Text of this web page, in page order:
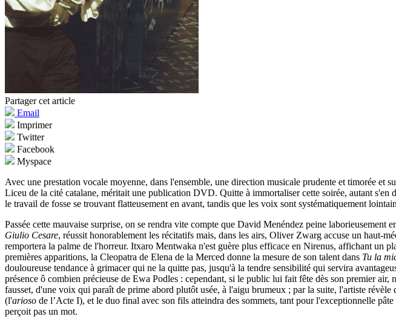
Partager cet article
Email
Imprimer
Twitter
Facebook
Myspace
Avec une prestation vocale moyenne, dans l'ensemble, une direction musicale prudente et timorée et
Liceu de la cité catalane, méritait une publication DVD. Quitte à immortaliser cette soirée, autant s'en
le travail de fosse se trouvant flatteusement en avant, tandis que les voix sont systématiquement
Passée cette mauvaise surprise, on se rendra vite compte que David Menéndez peine
Giulio Cesare, réussit honorablement les récitatifs mais, dans les airs, Oliver Zwarg accuse un haut-
remportera la palme de l'horreur. Itxaro Mentwaka n'est guère plus efficace en Nirenus, affichant un
premières apparitions, la Cleopatra de Elena de la Merced donne la mesure de son talent dans Tu la
douloureuse tendance à grimacer qui ne la quitte pas, jusqu'à la tendre sensibilité qui servira
présence ô combien précieuse de Ewa Podles : cependant, si le public lui fait fête dès son premier
fausset, d'une voix qui paraît de prime abord plutôt usée, à l'aigu brumeux ; par la suite, l'artiste
(l'arioso de l’Acte I), et le duo final avec son fils atteindra des sommets, tant pour l'exceptionnelle
perçoit pas un mot.